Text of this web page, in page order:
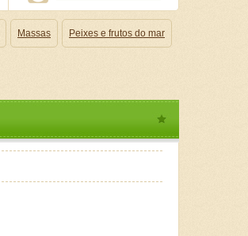
Massas Peixes e frutos do mar